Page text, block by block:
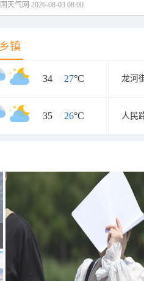
天气网 2026-08-03 08:00
镇
34 / 27°C 龙河
35 / 26°C 人民